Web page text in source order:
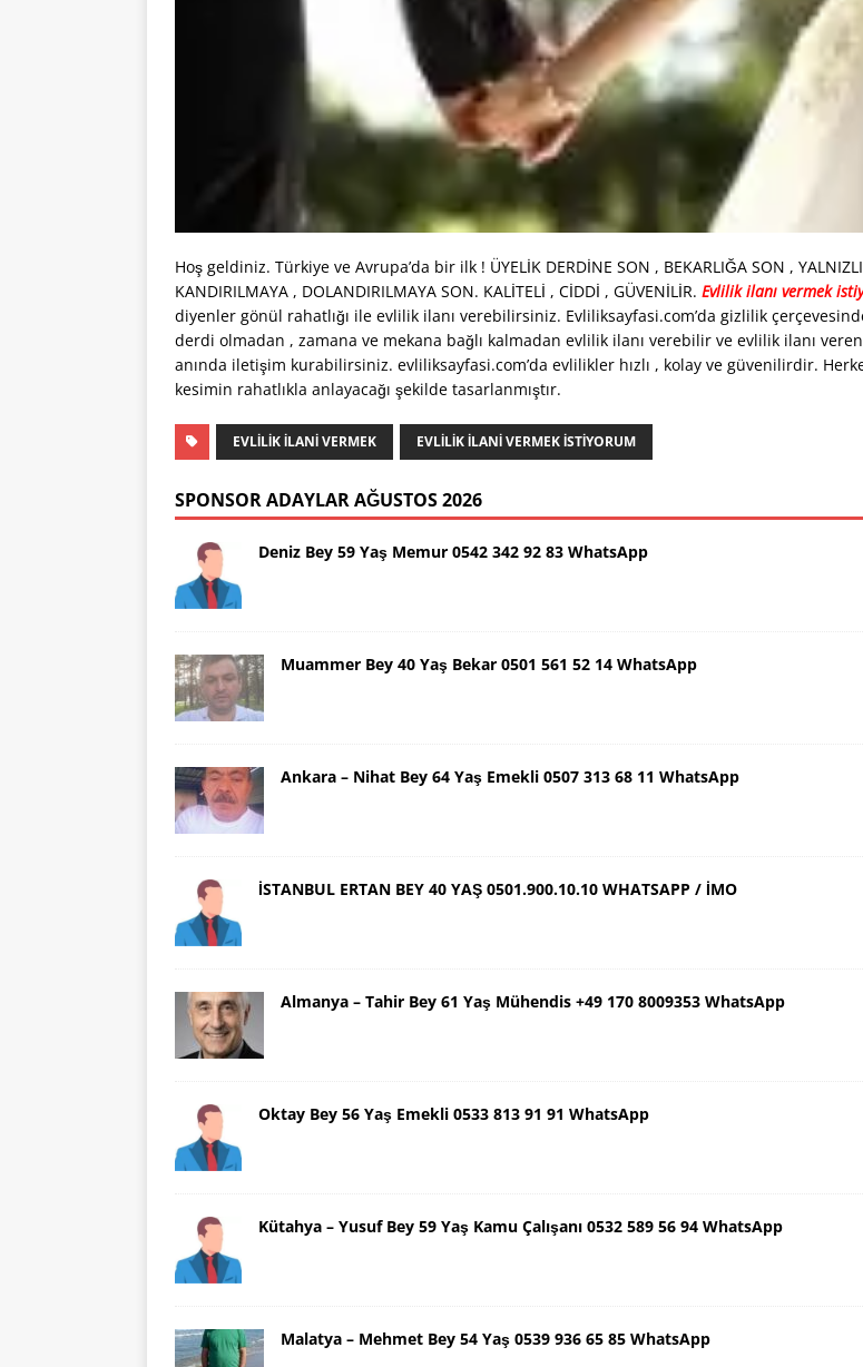
Hoş geldiniz. Türkiye ve Avrupa’da bir ilk ! ÜYELİK DERDİNE SON , BEKARLIĞA SON ,
KANDIRILMAYA , DOLANDIRILMAYA SON. KALİTELİ , CİDDİ , GÜVENİLİR. Evlilik ilanı vermek
diyenler gönül rahatlığı ile evlilik ilanı verebilirsiniz. Evliliksayfasi.com’da gizlilik
derdi olmadan , zamana ve mekana bağlı kalmadan evlilik ilanı verebilir ve evlilik ilanı
anında iletişim kurabilirsiniz. evliliksayfasi.com’da evlilikler hızlı , kolay ve güvenilirdir.
kesimin rahatlıkla anlayacağı şekilde tasarlanmıştır.
EVLILIK ILANI VERMEK EVLILIK ILANI VERMEK ISTIYORUM
SPONSOR ADAYLAR AĞUSTOS 2026
Deniz Bey 59 Yaş Memur 0542 342 92 83 WhatsApp
Muammer Bey 40 Yaş Bekar 0501 561 52 14 WhatsApp
Ankara – Nihat Bey 64 Yaş Emekli 0507 313 68 11 WhatsApp
İSTANBUL ERTAN BEY 40 YAŞ 0501.900.10.10 WHATSAPP / İMO
Almanya – Tahir Bey 61 Yaş Mühendis +49 170 8009353 WhatsApp
Oktay Bey 56 Yaş Emekli 0533 813 91 91 WhatsApp
Kütahya – Yusuf Bey 59 Yaş Kamu Çalışanı 0532 589 56 94 WhatsApp
Malatya – Mehmet Bey 54 Yaş 0539 936 65 85 WhatsApp